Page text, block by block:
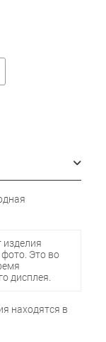
изделия
Это во
дисплея.
находятся в